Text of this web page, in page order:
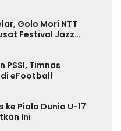
Golo Mori NTT
Festival Jazz
PSSI, Timnas
eFootball
ke Piala Dunia U-17
Ini